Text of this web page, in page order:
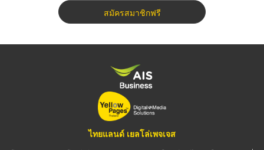
สมัครสมาชิกฟรี
ไทยแลนด์ เยลโล่เพจเจส